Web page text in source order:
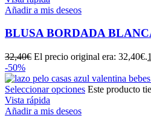
Añadir a mis deseos
BLUSA BORDADA
32,40€ El precio original era: 32,40€.
-50%
Seleccionar opciones Este producto
Vista rápida
Añadir a mis deseos